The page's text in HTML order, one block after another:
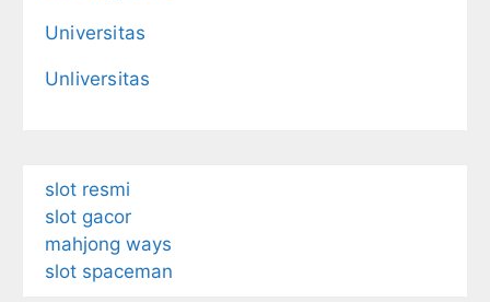
Universitas
Unliversitas
slot resmi
slot gacor
mahjong ways
slot spaceman